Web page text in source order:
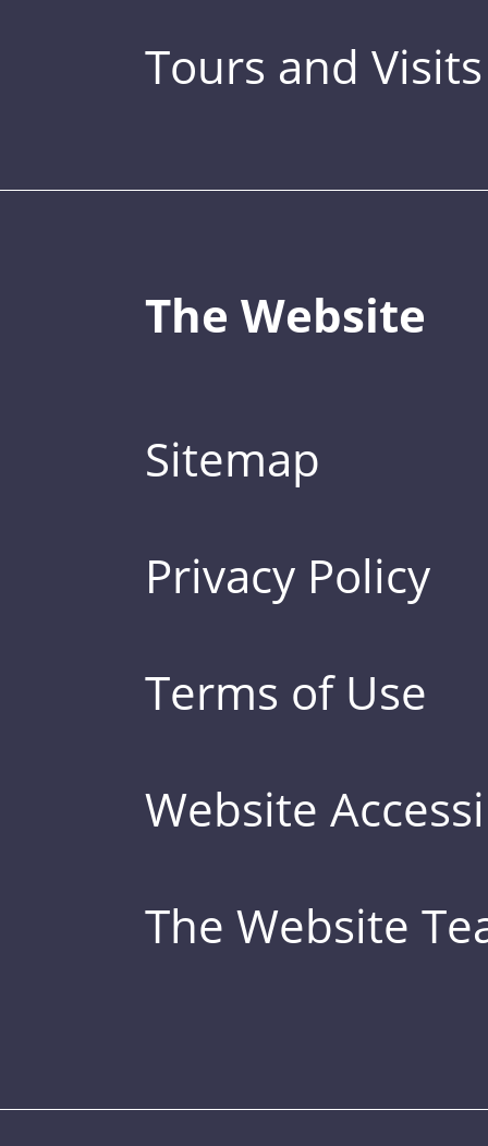
Tours and Visits
The Website
Sitemap
Privacy Policy
Terms of Use
Website
The Website